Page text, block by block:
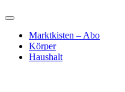
Toggle
NavigationMarktkisten – Abo
Körper
Haushalt